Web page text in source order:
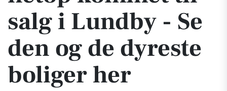
salg i Lundby - Se
den og de dyreste
boliger her